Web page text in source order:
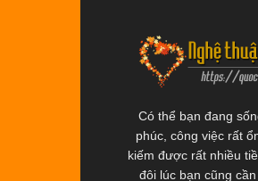
Có thể bạn đang
phúc, công việc rất
kiếm được rất nhiều
đôi lúc bạn cũng